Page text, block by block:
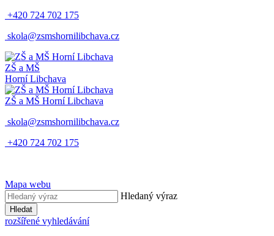
+420 724 702 175
skola@zsmshornilibchava.cz
ZŠ a MŠ
Horní Libchava
ZŠ a MŠ Horní Libchava
skola@zsmshornilibchava.cz
+420 724 702 175
Mapa webu
Hledaný výraz
Hledat
rozšířené vyhledávání